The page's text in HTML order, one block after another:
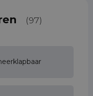
(97)